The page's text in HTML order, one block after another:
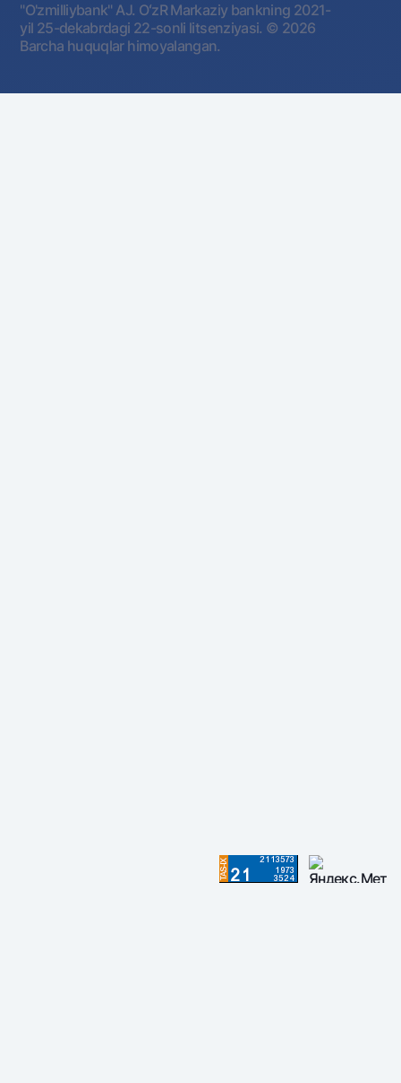
"O'zmilliybank" AJ. OʻzR Markaziy bankning 2021-
yil 25-dekabrdagi 22-sonli litsenziyasi. © 2026
Barcha huquqlar himoyalangan.